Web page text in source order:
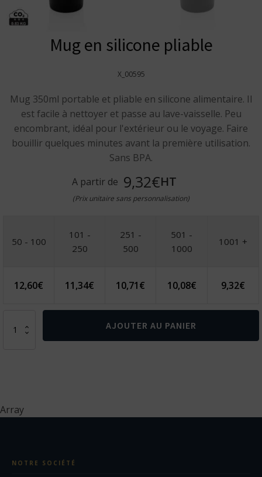
Mug en silicone pliable
X_00595
Mug 350ml portable et pliable en silicone alimentaire. Il
est facile à nettoyer et passe au lave-vaisselle. Peu
encombrant, idéal pour l'extérieur ou le voyage. Faire
bouillir quelques minutes avant la première utilisation.
Sans BPA.
A partir de 9,32€HT
(Prix unitaire sans personnalisation)
50 - 100
101 -
250
251 -
500
501 -
1000
1001 +
12,60€ 11,34€ 10,71€ 10,08€ 9,32€
AJOUTER AU PANIER
Array
NOTRE SOCIÉTÉ